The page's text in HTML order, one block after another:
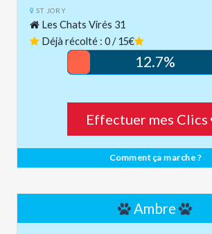
ST JORY
Les Chats Virés 31
Déjà récolté : 0 / 15€
12.7%
Effectuer mes Clics
Comment ça marche ?
Ambre